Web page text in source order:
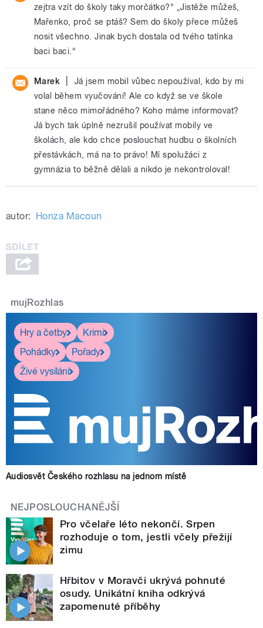
zejtra vzít do školy taky morčátko?“ „Jistěže můžeš,
Mařenko, proč se ptáš? Sem do školy přece můžeš
nosit všechno. Jinak bych dostala od tvého tatínka
baci baci.“
Marek
Já jsem mobil vůbec nepoužíval, kdo by mi
volal během vyučování! Ale co když se ve škole
stane něco mimořádného? Koho máme informovat?
Já bych tak úplně nezrušil používat mobily ve
školách, ale kdo chce poslouchat hudbu o školních
přestávkách, má na to právo! Mí spolužáci z
gymnázia to běžně dělali a nikdo je nekontroloval!
autor: Honza Macoun
mujRozhlas
Hry a četby
Krimi
Pohádky
Pořady
Živé vysílání
Audiosvět Českého rozhlasu na jednom místě
NEJPOSLOUCHANĚJŠÍ
Pro včelaře léto nekončí. Srpen
rozhoduje o tom, jestli včely přežijí
zimu
Hřbitov v Moravči ukrývá pohnuté
osudy. Unikátní kniha odkrývá
zapomenuté příběhy